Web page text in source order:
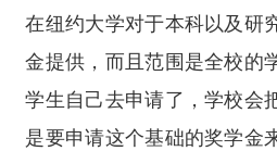
在纽约大学对于本科以及研
金提供，而且范围是全校的
学生自己去申请了，学校会
是要申请这个基础的奖学金